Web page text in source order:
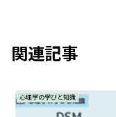
関連記事
心理学の学びと知識